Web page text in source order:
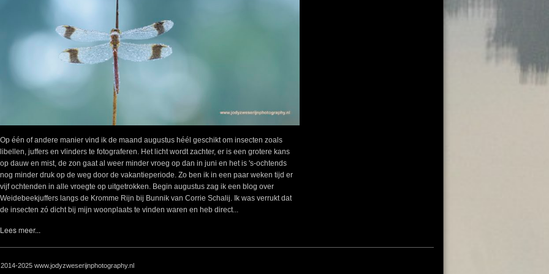
Op één of andere manier vind ik de maand augustus héél geschikt om insecten zoals
libellen, juffers en vlinders te fotograferen. Het licht wordt zachter, er is een grotere kans
op dauw en mist, de zon gaat al weer minder vroeg op dan in juni en het is 's-ochtends
nog minder druk op de weg door de vakantieperiode. Zo ben ik in een paar weken tijd er
vijf ochtenden in alle vroegte op uitgetrokken. Begin augustus zag ik een blog over
Weidebeekjuffers langs de Kromme Rijn bij Bunnik van Corrie Schalij. Ik was verrukt dat
de insecten zó dicht bij mijn woonplaats te vinden waren en heb direct...
Lees meer...
2025 www.jodyzweserijnphotography.nl